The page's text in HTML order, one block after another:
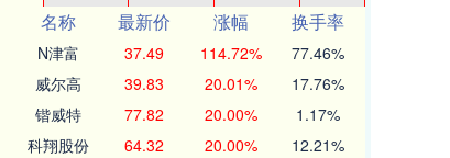
名称 最新价 涨幅
换手率
N津富 37.49 114.72% 77.46%
威尔高 39.83 20.01% 17.76%
锴威特 77.82 20.00% 1.17%
科翔股份 64.32 20.00% 12.21%